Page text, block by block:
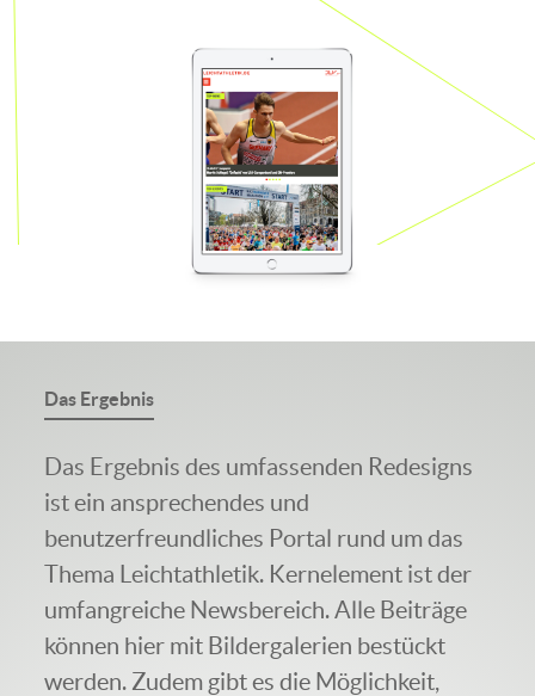
Das Ergebnis
Das Ergebnis des umfassenden Redesigns
ist ein ansprechendes und
benutzerfreundliches Portal rund um das
Thema Leichtathletik. Kernelement ist der
umfangreiche Newsbereich. Alle Beiträge
können hier mit Bildergalerien bestückt
werden. Zudem gibt es die Möglichkeit,